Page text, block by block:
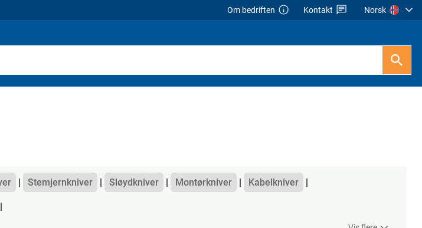
Om bedriften Kontakt Norsk
Stemjernkniver Sløydkniver Montørkniver Kabelkniver